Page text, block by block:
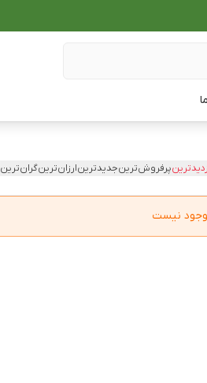
پرفروش‌ترینجدیدترینارزان‌ترینگران‌ترین
نیست